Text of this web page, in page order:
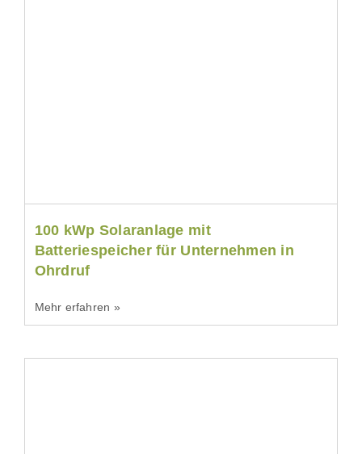
100 kWp Solaranlage mit
Batteriespeicher für Unternehmen in
Ohrdruf
Mehr erfahren »